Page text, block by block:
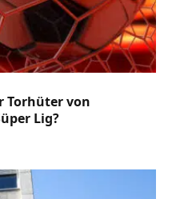
Torhüter von
Lig?